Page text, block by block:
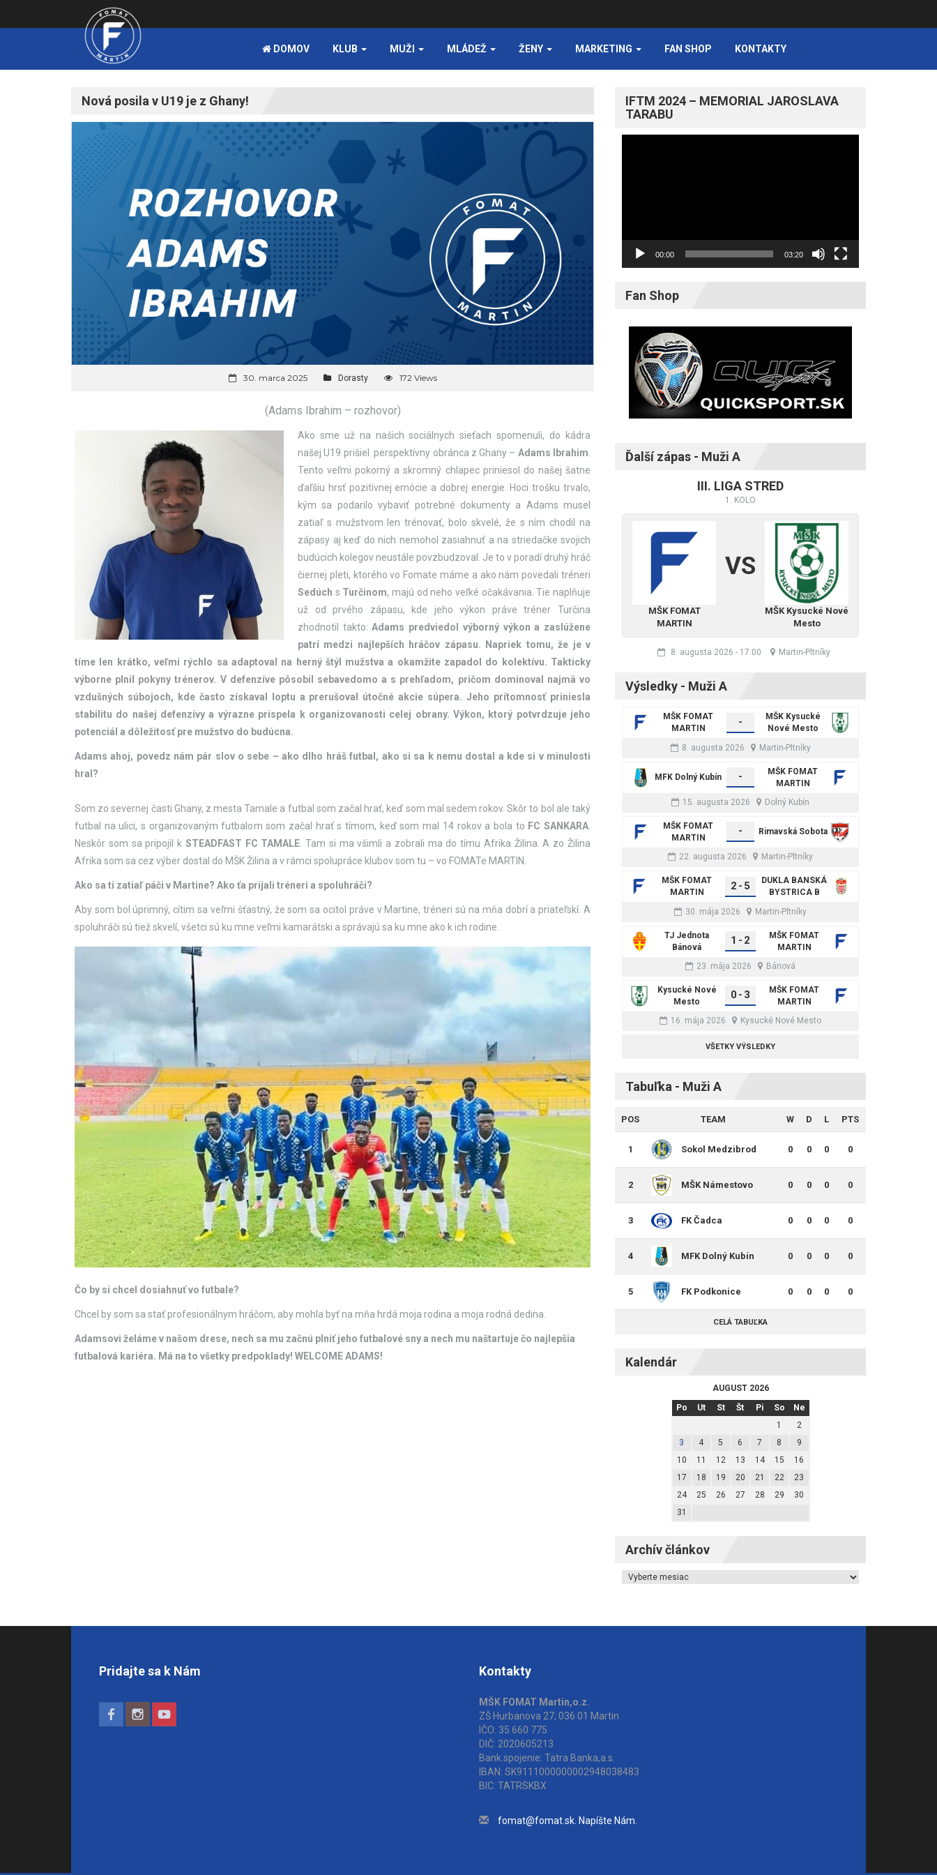
DOMOV KLUB MUŽI MLÁDEŽ ŽENY MARKETING FAN SHOP KONTAKTY
Nová posila v U19 je z Ghany!
30. marca 2025 Dorasty 172 Views
(Adams Ibrahim – rozhovor)
Ako sme už na našich sociálnych sieťach spomenuli, do kádra
našej U19 prišiel perspektívny obránca z Ghany – Adams Ibrahim.
Tento veľmi pokorný a skromný chlapec priniesol do našej šatne
ďaľšiu hrsť pozitívnej emócie a dobrej energie. Hoci trošku trvalo,
kým sa podarilo vybaviť potrebné dokumenty a Adams musel
zatiaľ s mužstvom len trénovať, bolo skvelé, že s ním chodil na
zápasy aj keď do nich nemohol zasiahnuť a na striedačke svojich
budúcich kolegov neustále povzbudzoval. Je to v poradí druhý hráč
čiernej pleti, ktorého vo Fomate máme a ako nám povedali tréneri
Sedúch s Turčinom, majú od neho veľké očakávania. Tie naplňuje
už od prvého zápasu, kde jeho výkon práve tréner Turčina
zhodnotil takto:Adams predviedol výborný výkon a zaslúžene
patrí medzi najlepších hráčov zápasu. Napriek tomu, že je v
tíme len krátko, veľmi rýchlo sa adaptoval na herný štýl mužstva a okamžite zapadol do kolektívu. Takticky
výborne plnil pokyny trénerov. V defenzíve pôsobil sebavedomo a s prehľadom, pričom dominoval najmä vo
vzdušných súbojoch, kde často získaval loptu a prerušoval útočné akcie súpera. Jeho prítomnosť priniesla
stabilitu do našej defenzívy a výrazne prispela k organizovanosti celej obrany. Výkon, ktorý potvrdzuje jeho
potenciál a dôležitosť pre mužstvo do budúcna.
Adams ahoj, povedz nám pár slov o sebe – ako dlho hráš futbal, ako si sa k nemu dostal a kde si v minulosti
hral?
Som zo severnej časti Ghany, z mesta Tamale a futbal som začal hrať, keď som mal sedem rokov. Skôr to bol ale taký
futbal na ulici, s organizovaným futbalom som začal hrať s tímom, keď som mal 14 rokov a bola to FC SANKARA.
Neskôr som sa pripojil k STEADFAST FC TAMALE. Tam si ma všimli a zobrali ma do tímu Afrika Žilina. A zo Žilina
Afrika som sa cez výber dostal do MŠK Žilina a v rámci spolupráce klubov som tu – vo FOMATe MARTIN.
Ako sa ti zatiaľ páči v Martine? Ako ťa prijali tréneri a spoluhráči?
Aby som bol úprimný, cítim sa veľmi šťastný, že som sa ocitol práve v Martine, tréneri sú na mňa dobrí a priateľskí. A
spoluhráči sú tiež skvelí, všetci sú ku mne veľmi kamarátski a správajú sa ku mne ako k ich rodine.
Čo by si chcel dosiahnuť vo futbale?
Chcel by som sa stať profesionálnym hráčom, aby mohla byť na mňa hrdá moja rodina a moja rodná dedina.
Adamsovi želáme v našom drese, nech sa mu začnú plniť jeho futbalové sny a nech mu naštartuje čo najlepšia
futbalová kariéra. Má na to všetky predpoklady! WELCOME ADAMS!
IFTM 2024 – MEMORIAL JAROSLAVA
TARABU
00:00 03:20
Fan Shop
Ďalší zápas - Muži A
III. LIGA STRED
1. KOLO
MŠK FOMAT
MARTIN
VS
MŠK Kysucké Nové
Mesto
8. augusta 2026 - 17:00 Martin-Pltníky
Výsledky - Muži A
MŠK FOMAT
MARTIN
-
MŠK Kysucké
Nové Mesto
8. augusta 2026
Martin-Pltníky
MFK Dolný Kubín -
MŠK FOMAT
MARTIN
15. augusta 2026
Dolný Kubín
MŠK FOMAT
MARTIN
- Rimavská Sobota
22. augusta 2026 Martin-Pltníky
MŠK FOMAT
MARTIN
2 - 5
DUKLA BANSKÁ
BYSTRICA B
30. mája 2026
Martin-Pltníky
TJ Jednota
Bánová
1 - 2
MŠK FOMAT
MARTIN
23. mája 2026
Bánová
Kysucké Nové
Mesto
0 - 3
MŠK FOMAT
MARTIN
16. mája 2026
Kysucké Nové Mesto
VŠETKY VÝSLEDKY
Tabuľka - Muži A
POS TEAM W D L PTS
1 Sokol Medzibrod 0 0 0 0
2 MŠK Námestovo 0 0 0 0
3 FK Čadca 0 0 0 0
4 MFK Dolný Kubín 0 0 0 0
5 FK Podkonice 0 0 0 0
CELÁ TABUĽKA
Kalendár
AUGUST 2026
Po
Ut St Št Pi So
Ne
1
2
3
4 5 6 7 8
9
10
11 12 13 14 15
16
17
18 19 20 21 22
23
24
25 26 27 28 29
30
31
Archív článkov
Archív článkov
Pridajte sa k Nám Kontakty
MŠK FOMAT Martin,o.z.
ZŠ Hurbanova 27, 036 01 Martin
IČO: 35 660 775
DIČ: 2020605213
Bank.spojenie: Tatra Banka,a.s.
IBAN: SK9111000000002948038483
BIC: TATRSKBX
fomat@fomat.sk. Napíšte Nám.